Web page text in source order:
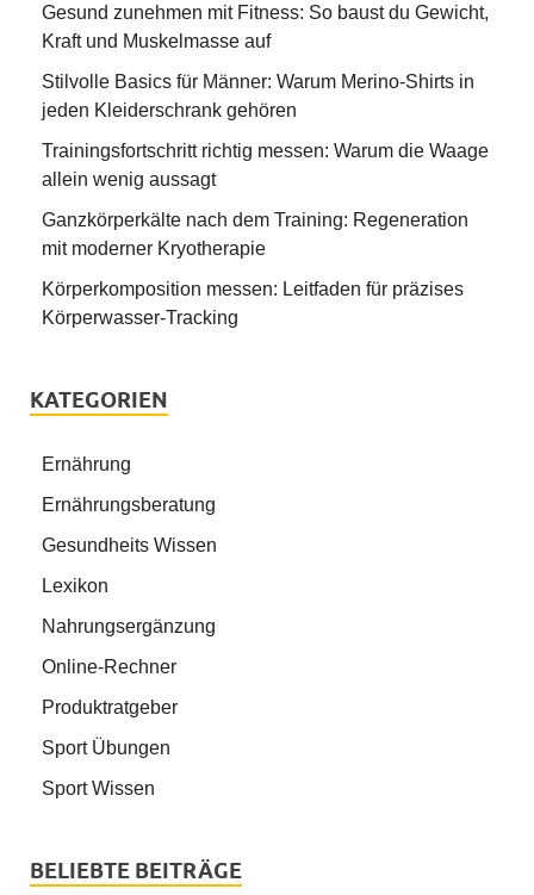
Gesund zunehmen mit Fitness: So baust du Gewicht,
Kraft und Muskelmasse auf
Stilvolle Basics für Männer: Warum Merino-Shirts in
jeden Kleiderschrank gehören
Trainingsfortschritt richtig messen: Warum die Waage
allein wenig aussagt
Ganzkörperkälte nach dem Training: Regeneration
mit moderner Kryotherapie
Körperkomposition messen: Leitfaden für präzises
Körperwasser-Tracking
KATEGORIEN
Ernährung
Ernährungsberatung
Gesundheits Wissen
Lexikon
Nahrungsergänzung
Online-Rechner
Produktratgeber
Sport Übungen
Sport Wissen
BELIEBTE BEITRÄGE